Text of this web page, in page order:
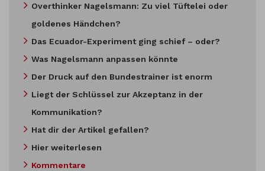
Overthinker Nagelsmann: Zu viel Tüftelei oder
goldenes Händchen?
Das Ecuador-Experiment ging schief – oder?
Was Nagelsmann anpassen könnte
Der Druck auf den Bundestrainer ist enorm
Liegt der Schlüssel zur Akzeptanz in der
Kommunikation?
Hat dir der Artikel gefallen?
Hier weiterlesen
Kommentare